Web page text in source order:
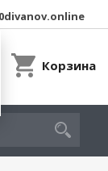
Корзина